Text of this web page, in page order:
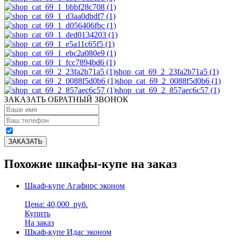
shop_cat_69_2_23fa2b71a5 (1)
shop_cat_69_2_0088f5d0b6 (1)
shop_cat_69_2_857aec6c57 (1)
ЗАКАЗАТЬ ОБРАТНЫЙ ЗВОНОК
Похожие шкафы-купе на заказ
Шкаф-купе Агафирс эконом
Цена: 40,000 руб.
Купить
На заказ
Шкаф-купе Идас эконом